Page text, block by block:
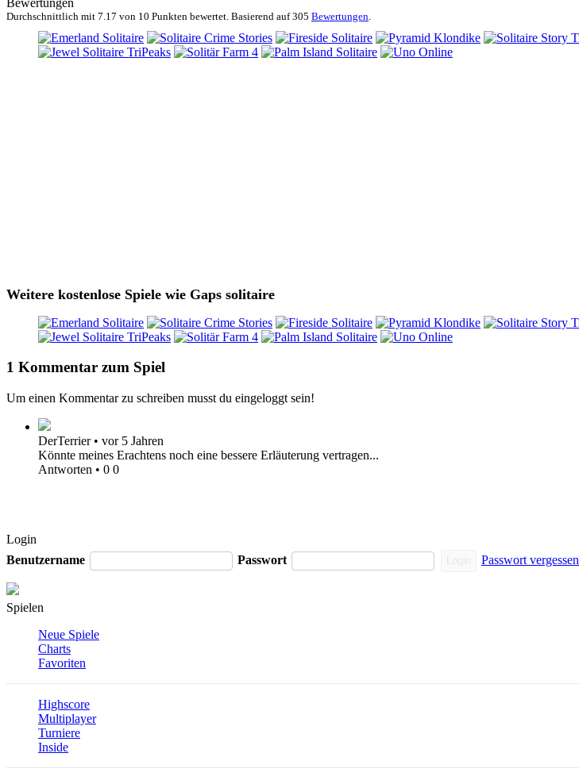
Durchschnittlich mit 7.17 von 10 Punkten bewertet. Basierend auf305 Bewertungen
Weitere kostenlose Spiele wie Gaps solitaire
1 Kommentar zum Spiel
Um einen Kommentar zu schreiben musst du eingeloggt sein!
DerTerrier • vor 5 Jahren
Könnte meines Erachtens noch eine bessere Erläuterung vertragen...
Antworten • 0 0
Login
Benutzername
Passwort Passwort vergessen
Spielen
Neue Spiele
Charts
Favoriten
Highscore
Multiplayer
Turniere
Inside